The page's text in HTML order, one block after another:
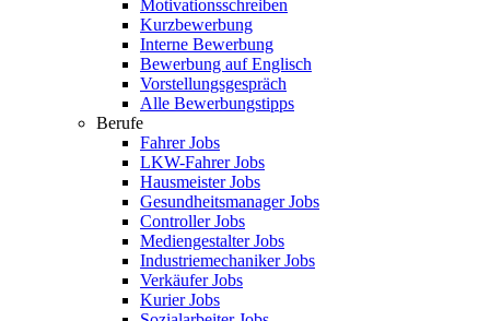
Motivationsschreiben
Kurzbewerbung
Interne Bewerbung
Bewerbung auf Englisch
Vorstellungsgespräch
Alle Bewerbungstipps
Berufe
Fahrer Jobs
LKW-Fahrer Jobs
Hausmeister Jobs
Gesundheitsmanager Jobs
Controller Jobs
Mediengestalter Jobs
Industriemechaniker Jobs
Verkäufer Jobs
Kurier Jobs